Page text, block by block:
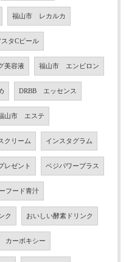
福山市 レカルカ
スタCピール
美容液 福山市 エンビロン
DRBB エッセンス
山市 エステ
クリーム インスタグラム
レゼント ベジパワープラス
フード青汁
ク おいしい酵素ドリンク
カーボキシー